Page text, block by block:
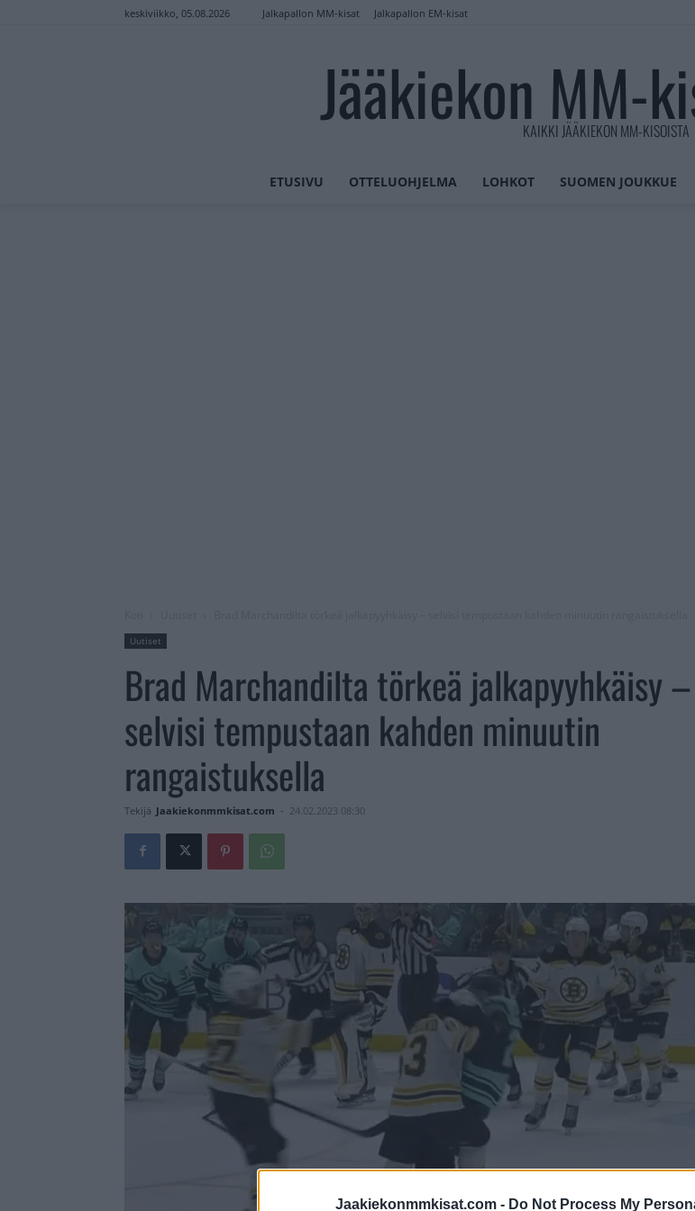
Jaakiekonmmkisat.com - Do Not Process My
keskiviikko, 05.08.2026 Jalkapallon MM-kisat Jalkapallon EM-kisat
Jääkiekon MM-
KAIKKI JÄÄKIEKON MM-KISOISTA
ETUSIVU OTTELUOHJELMA LOHKOT SUOMEN JOUKKUE
Uutiset
Brad Marchandilta törkeä jalkapyyhkäisy –
selvisi tempustaan kahden minuutin
rangaistuksella
Tekijä Jaakiekonmmkisat.com - 24.02.2023 08:30